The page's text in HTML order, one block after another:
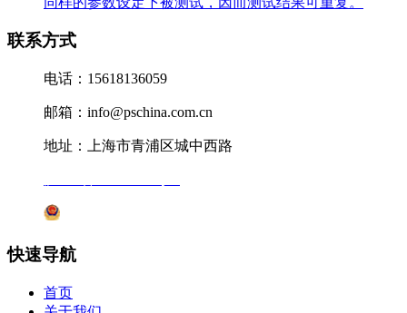
联系方式
电话：15618136059
邮箱：info@pschina.com.cn
地址：上海市青浦区城中西路
快速导航
首页